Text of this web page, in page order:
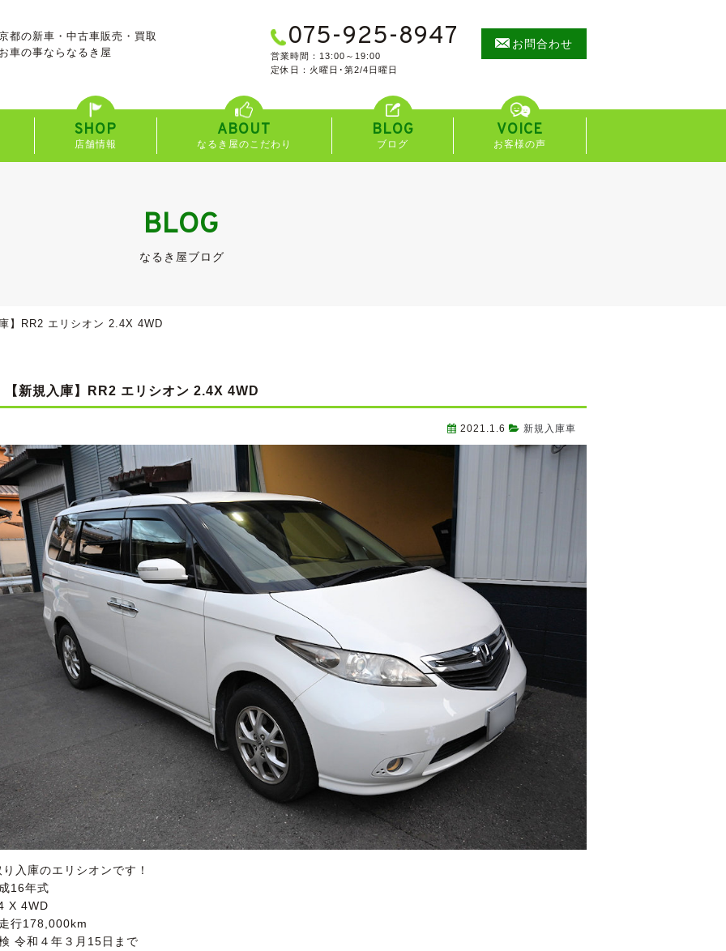
都の新車・中古車販売・買取
車の事なら なるき屋
075-925-8947
営業時間：13:00～19:00
定休日：火曜日･第2/4日曜日
お問合わせ
SHOP
店舗情報
ABOUT
なるき屋のこだわり
BLOG
ブログ
VOICE
お客様の声
BLOG
なるき屋ブログ
】RR2 エリシオン 2.4X 4WD
【新規入庫】RR2 エリシオン 2.4X 4WD
2021.1.6 新規入庫車
り入庫のエリシオンです！
16年式
X 4WD
行178,000km
令和４年３月15日まで